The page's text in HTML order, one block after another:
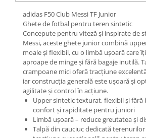
adidas F50 Club Messi TF Junior
Ghete de fotbal pentru teren sintetic
Concepute pentru viteză și inspirate de
Messi, aceste ghete junior combină
moale și flexibil, cu o limbă ușoară care
aproape de minge și fără bagaje inutilă.
crampoane mici oferă tracțiune
iar construcția generală este ușoară și
agilitate și control în acțiune.
Upper sintetic texturat, flexibil și fără
confort și rapiditate pentru juniori
Limbă ușoară – reduce greutatea și
Talpă din cauciuc dedicată terenurilor